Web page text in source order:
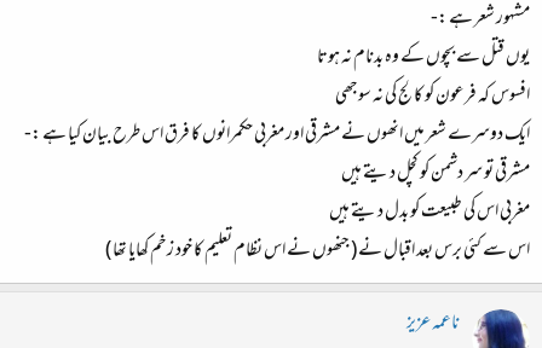
مشہور شعر ہے :-
یوں قتل سے بچوں کے وہ بدنام نہ ہوتا
افسوس کہ فرعون کو کالج کی نہ سوجھی
ایک دوسرے شعر میں انھوں نے مشرقی اور مغربی حکمرانوں کا فرق اس طرح بیان کیا ہے :-
مشرقی تو سر دشمن کو کچل دیتے ہیں
مغربی اس کی طبیعت کو بدل دیتے ہیں
اس سے کئی برس بعد اقبال نے ( جنھوں نے اس نظام تعلیم کا خود زخم کھایا تھا )
ناعمہ عزیز